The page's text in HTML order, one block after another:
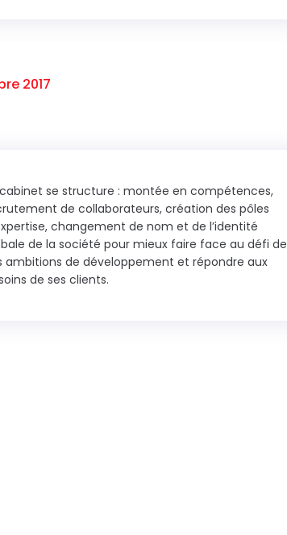
2017
se structure : montée en compétences,
de collaborateurs, création des pôles
changement de nom et de l’identité
de la société pour mieux faire face au défi de
ambitions de développement et répondre aux
de ses clients.